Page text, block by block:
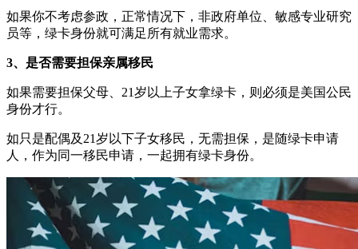
如果你不考虑参政，正常情况下，非政府单位、敏感专业研究
员等，绿卡身份就可满足所有就业需求。
3、是否需要担保亲属移民
如果需要担保父母、21岁以上子女拿绿卡，则必须是美国公民
身份才行。
如只是配偶及21岁以下子女移民，无需担保，是随绿卡申请
人，作为同一移民申请，一起拥有绿卡身份。